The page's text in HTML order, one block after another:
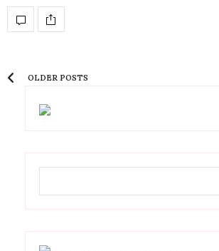
OLDER POSTS